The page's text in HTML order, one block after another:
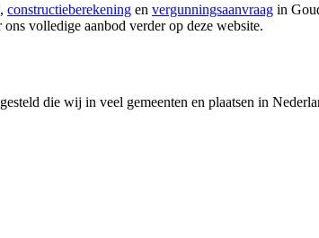
, constructieberekening en vergunningsaanvraag in
volledige aanbod verder op deze website.
die wij in veel gemeenten en plaatsen in